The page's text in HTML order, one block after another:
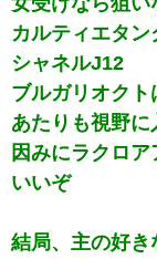
カルティエタン
シャネルJ12
ブルガリオクト
あたりも視野
因みにラクロ
いいぞ
結局、主の好き